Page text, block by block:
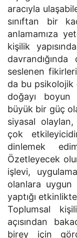
aracıyla
sınıftan bir
anlamamıza
kişilik
seslenen
da bu psikolojik
doğayı boyun
büyük bir güç
siyasal
çok
dinlemek
Özetleyecek
işlevi,
olanlara uygun
yaptığı
Toplumsal
açısından
birey için